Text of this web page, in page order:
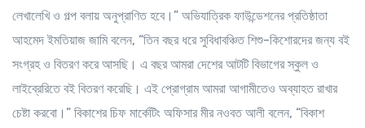
লেখালেখি ও গল্প বলায় অনুপ্রাণিত হবে।” অভিযাত্রিক ফাউন্ডেশনের প্রতিষ্ঠাতা
আহমেদ ইমতিয়াজ জামি বলেন, “তিন বছর ধরে সুবিধাবঞ্চিত শিশু-কিশোরদের জন্য বই
সংগ্রহ ও বিতরণ করে আসছি। এ বছর আমরা দেশের আটটি বিভাগের স্কুল ও
লাইব্রেরিতে বই বিতরণ করেছি। এই প্রোগ্রাম আমরা আগামীতেও অব্যাহত রাখার
চেষ্টা করবো।” বিকাশের চিফ মার্কেটিং অফিসার মীর নওবত আলী বলেন, “বিকাশ